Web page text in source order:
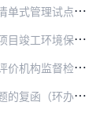
办环评〔2016〕61号）
（环办辐射〔2016〕65号）
办辐射函〔2016〕469号）
〔2016〕1183号）